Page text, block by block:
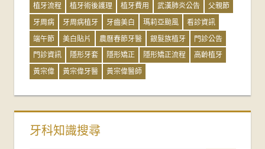
植牙流程
植牙術後護理 植牙費用 武漢肺炎公告
父親節
牙周病
牙周病植牙 牙齒美白 瑪莉亞颱風
看診資訊
端午節
美白貼片 農曆春節牙醫 銀髮族植牙
門診公告
門診資訊
隱形牙套 隱形矯正 隱形矯正流程
高齡植牙
黃宗偉
黃宗偉牙醫 黃宗偉醫師
牙科知識搜尋